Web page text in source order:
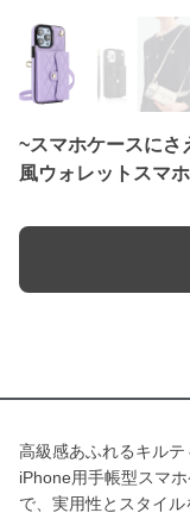
~スマホケースに
風ウォレットスマ
高級感あふれるキル
iPhone用手帳型スマ
で、実用性とスタイ